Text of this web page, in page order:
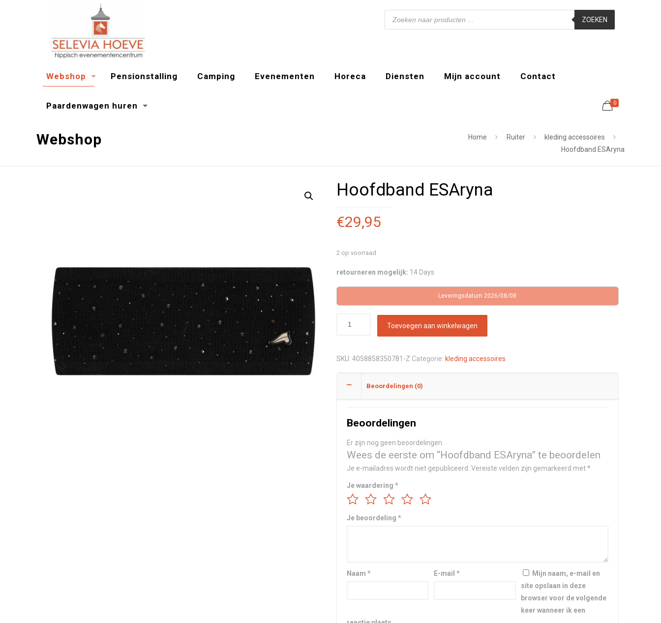
Webshop Pensionstalling Camping Evenementen Horeca Diensten Mijn account Contact
Paardenwagen huren
Producten
zoeken
ZOEKEN
0
Webshop Home Ruiter
kleding accessoires
Hoofdband ESAryna
Hoofdband ESAryna
€29,95
2 op voorraad
retourneren mogelijk: 14 Days
Leveringsdatum 2026/08/08
Toevoegen aan winkelwagen
SKU: 4058858350781-Z Categorie: kleding accessoires
Beoordelingen (0)
Beoordelingen
Er zijn nog geen beoordelingen.
Wees de eerste om “Hoofdband ESAryna” te beoordelen
Je e-mailadres wordt niet gepubliceerd. Vereiste velden zijn gemarkeerd met*
Je waardering *
Je beoordeling *
Naam * E-mail*
Mijn naam, e-mail en
site opslaan in deze
browser voor de volgende
keer wanneer ik een